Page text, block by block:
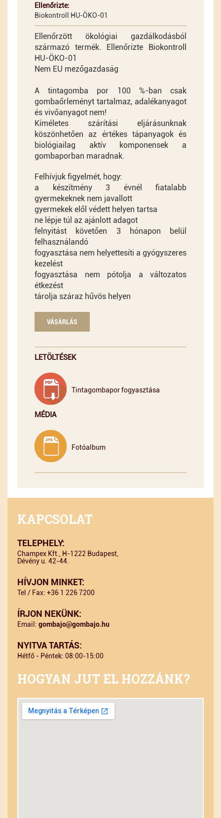
Ellenőrizte:
Biokontroll HU-ÖKO-01
Ellenőrzött ökológiai gazdálkodásból
származó termék. Ellenőrizte Biokontroll
HU-ÖKO-01
Nem EU mezőgazdaság
A tintagomba por 100 %-ban csak
gombaőrleményt tartalmaz, adalékanyagot
és vivőanyagot nem!
Kíméletes szárítási eljárásunknak
köszönhetően az értékes tápanyagok és
biológiailag aktív komponensek a
gombaporban maradnak.
Felhívjuk figyelmét, hogy:
a készítmény 3 évnél fiatalabb
gyermekeknek nem javallott
gyermekek elől védett helyen tartsa
ne lépje túl az ajánlott adagot
felnyitást követően 3 hónapon belül
felhasználandó
fogyasztása nem helyettesíti a gyógyszeres
kezelést
fogyasztása nem pótolja a változatos
étkezést
tárolja száraz hűvös helyen
VÁSÁRLÁS
LETÖLTÉSEK
Tintagombapor fogyasztása
MÉDIA
Fotóalbum
KAPCSOLAT
TELEPHELY:
Champex Kft., H-1222 Budapest,
Dévény u. 42-44.
HÍVJON MINKET:
Tel / Fax: +36 1 226 7200
ÍRJON NEKÜNK:
Email: gombajo@gombajo.hu
NYITVA TARTÁS:
Hétfő - Péntek: 08:00-15:00
HOGYAN JUT EL HOZZÁNK?